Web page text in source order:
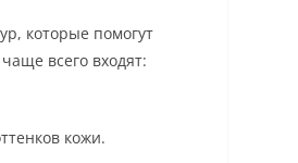
которые помогут
всего входят:
кожи.